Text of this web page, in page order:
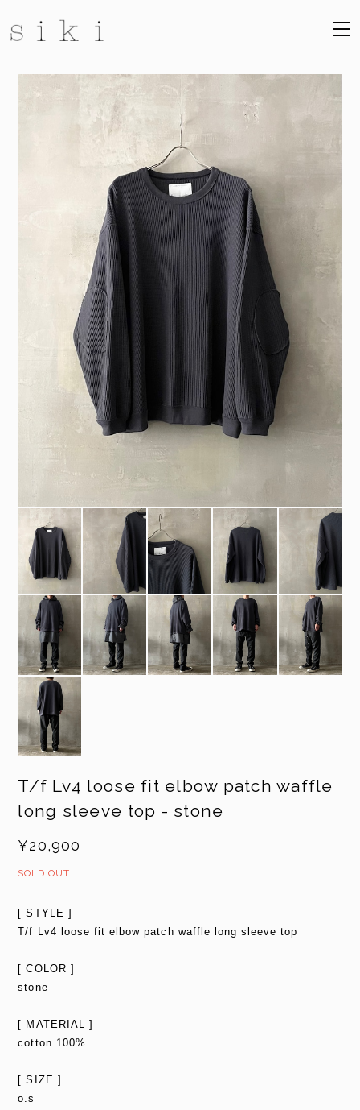
T/f Lv4 loose fit elbow patch waffle
long sleeve top - stone
¥20,900
SOLD OUT
[ STYLE ]
T/f Lv4 loose fit elbow patch waffle long sleeve top
[ COLOR ]
stone
[ MATERIAL ]
cotton 100%
[ SIZE ]
o.s